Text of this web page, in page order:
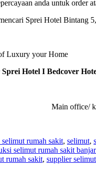
anda untuk order
Sprei Hotel
Luxury your Home
Sprei Hotel I Bedcover
Main office/
rumah sakit, selimut,
selimut rumah sakit
rumah sakit, supplier